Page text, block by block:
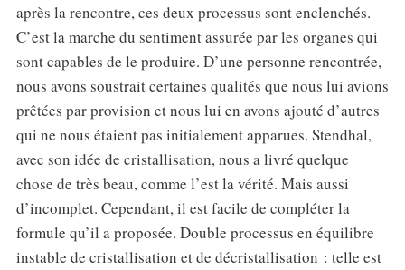
après la rencontre, ces deux processus sont enclenchés.
C’est la marche du sentiment assurée par les organes qui
sont capables de le produire. D’une personne rencontrée,
nous avons soustrait certaines qualités que nous lui avions
prêtées par provision et nous lui en avons ajouté d’autres
qui ne nous étaient pas initialement apparues. Stendhal,
avec son idée de cristallisation, nous a livré quelque
chose de très beau, comme l’est la vérité. Mais aussi
d’incomplet. Cependant, il est facile de compléter la
formule qu’il a proposée. Double processus en équilibre
instable de cristallisation et de décristallisation : telle est